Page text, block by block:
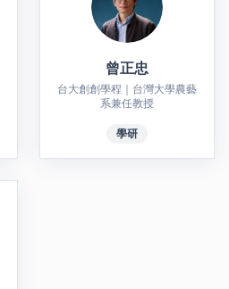
曾正忠
台大創創學程｜台灣大學農藝
系兼任教授
學研